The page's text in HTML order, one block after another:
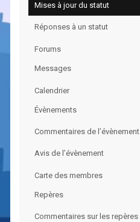
Mises à jour du statut
Réponses à un statut
Forums
Messages
Calendrier
Évènements
Commentaires de l’évènement
Avis de l’évènement
Carte des membres
Repères
Commentaires sur les repères